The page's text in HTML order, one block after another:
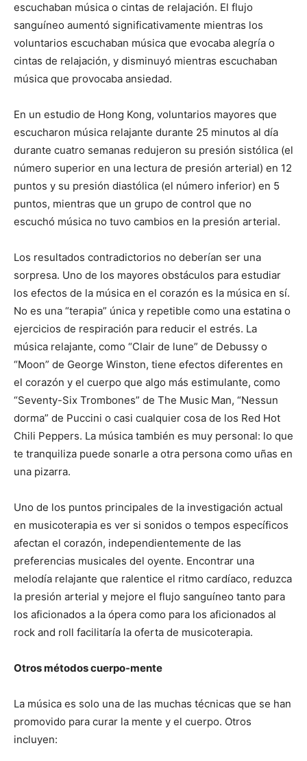
escuchaban música o cintas de relajación. El flujo
sanguíneo aumentó significativamente mientras los
voluntarios escuchaban música que evocaba alegría o
cintas de relajación, y disminuyó mientras escuchaban
música que provocaba ansiedad.
En un estudio de Hong Kong, voluntarios mayores que
escucharon música relajante durante 25 minutos al día
durante cuatro semanas redujeron su presión sistólica (el
número superior en una lectura de presión arterial) en 12
puntos y su presión diastólica (el número inferior) en 5
puntos, mientras que un grupo de control que no
escuchó música no tuvo cambios en la presión arterial.
Los resultados contradictorios no deberían ser una
sorpresa. Uno de los mayores obstáculos para estudiar
los efectos de la música en el corazón es la música en sí.
No es una “terapia” única y repetible como una estatina o
ejercicios de respiración para reducir el estrés. La
música relajante, como “Clair de lune” de Debussy o
“Moon” de George Winston, tiene efectos diferentes en
el corazón y el cuerpo que algo más estimulante, como
“Seventy-Six Trombones” de The Music Man, “Nessun
dorma” de Puccini o casi cualquier cosa de los Red Hot
Chili Peppers. La música también es muy personal: lo que
te tranquiliza puede sonarle a otra persona como uñas en
una pizarra.
Uno de los puntos principales de la investigación actual
en musicoterapia es ver si sonidos o tempos específicos
afectan el corazón, independientemente de las
preferencias musicales del oyente. Encontrar una
melodía relajante que ralentice el ritmo cardíaco, reduzca
la presión arterial y mejore el flujo sanguíneo tanto para
los aficionados a la ópera como para los aficionados al
rock and roll facilitaría la oferta de musicoterapia.
Otros métodos cuerpo-mente
La música es solo una de las muchas técnicas que se han
promovido para curar la mente y el cuerpo. Otros
incluyen: